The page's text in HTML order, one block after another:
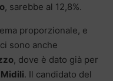
, sarebbe al 12,8%.
proporzionale, e
sono anche
, dove è dato già per
. Il candidato del